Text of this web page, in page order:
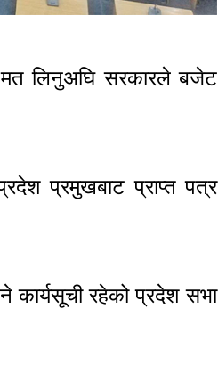
मत लिनुअघि सरकारले बजेट
प्रमुखबाट प्राप्त पत्र
कार्यसूची रहेको प्रदेश सभा